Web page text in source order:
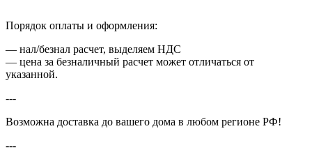
Порядок оплаты и оформления:
― нал/безнал расчет, выделяем НДС
― цена за безналичный расчет может отличаться от
указанной.
---
Возможна доставка до вашего дома в любом регионе РФ!
---